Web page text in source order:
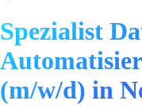
Spezialist
(m/w/d) in